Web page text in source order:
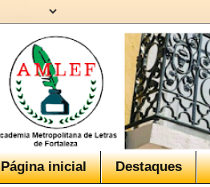
Página inicial Destaques